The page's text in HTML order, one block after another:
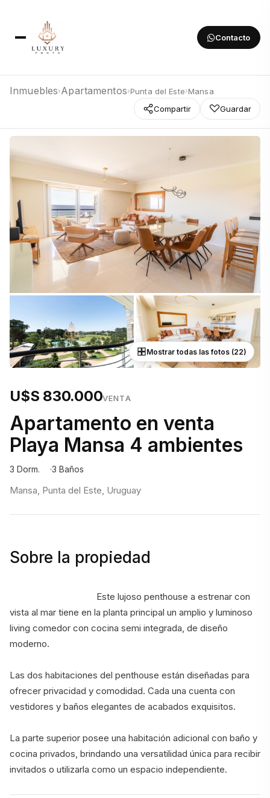
Contacto
Inmuebles›Apartamentos›Punta del Este›Mansa
Compartir
Guardar
Mostrar todas las fotos (22)
U$S 830.000VENTA
Apartamento en venta
Playa Mansa 4 ambientes
3 Dorm. 3 Baños
Mansa, Punta del Este, Uruguay
Sobre la propiedad
vista al mar tiene en la planta principal un amplio y luminoso
living comedor con cocina semi integrada, de diseño
moderno.
Las dos habitaciones del penthouse están diseñadas para
ofrecer privacidad y comodidad. Cada una cuenta con
vestidores y baños elegantes de acabados exquisitos.
La parte superior posee una habitación adicional con baño y
cocina privados, brindando una versatilidad única para recibir